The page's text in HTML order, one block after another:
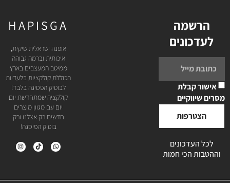
הרשמה
לעדכונים
אישור קבלת
מסרים שיווקיים
הצטרפות
לכל העדכונים
וההטבות הכי חמות
HAPISGA
אופנה ישראלית שיקית,
איכותית וברמה גבוהה
ממיטב המעצבים בארץ
הכוללת קולקציות בלעדיות
לבוטיק הפסיגה בלבד!
קולקציה שמתחדשת יום
יום עם מגוון מוצרים
חדשים רק אצלנו ורק
בוטיק הפיסגה!